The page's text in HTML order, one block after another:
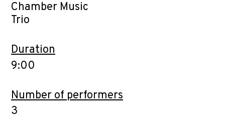
Chamber Music
Trio
Duration
9:00
Number of performers
3